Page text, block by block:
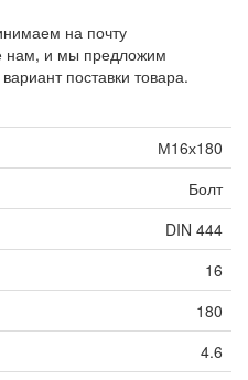
на почту
нам, и мы предложим
поставки товара.
М16х180
Болт
DIN 444
16
180
4.6